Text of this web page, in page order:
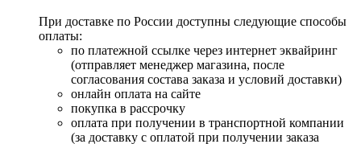
При доставке по России доступны следующие способы
оплаты:
по платежной ссылке через интернет эквайринг
(отправляет менеджер магазина, после
согласования состава заказа и условий доставки)
онлайн оплата на сайте
покупка в рассрочку
оплата при получении в транспортной компании
(за доставку с оплатой при получении заказа